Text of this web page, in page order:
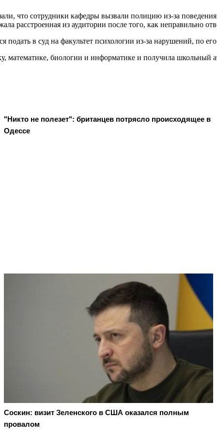
что сотрудники кафедры вызвали полицию из-за
расстроенная из аудитории после того, как неправильно
подать в суд на факультет психологии из-за нарушений, по
биологии и информатике и получила школьный
"Никто не полезет": британцев потрясло происходящее в
Одессе
Соскин: визит Зеленского в США оказался полным
провалом